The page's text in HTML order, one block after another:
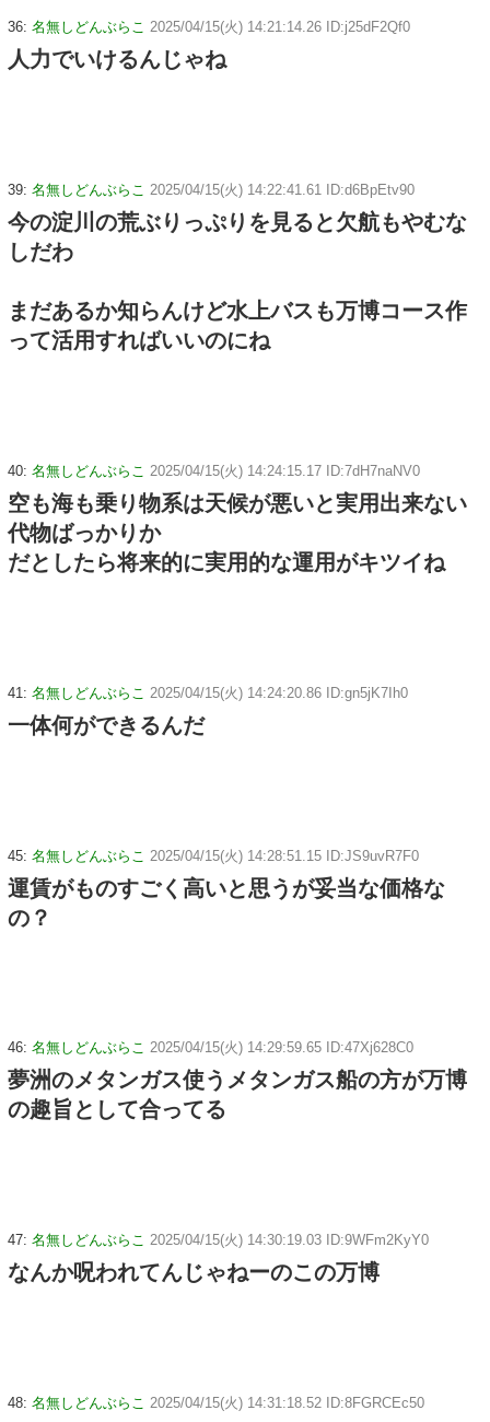
36: 名無しどんぶらこ 2025/04/15(火) 14:21:14.26 ID:j25dF2Qf0
人力でいけるんじゃね
39: 名無しどんぶらこ 2025/04/15(火) 14:22:41.61 ID:d6BpEtv90
今の淀川の荒ぶりっぷりを見ると欠航もやむな
しだわ
まだあるか知らんけど水上バスも万博コース作
って活用すればいいのにね
40: 名無しどんぶらこ 2025/04/15(火) 14:24:15.17 ID:7dH7naNV0
空も海も乗り物系は天候が悪いと実用出来ない
代物ばっかりか
だとしたら将来的に実用的な運用がキツイね
41: 名無しどんぶらこ 2025/04/15(火) 14:24:20.86 ID:gn5jK7Ih0
一体何ができるんだ
45: 名無しどんぶらこ 2025/04/15(火) 14:28:51.15 ID:JS9uvR7F0
運賃がものすごく高いと思うが妥当な価格な
の？
46: 名無しどんぶらこ 2025/04/15(火) 14:29:59.65 ID:47Xj628C0
夢洲のメタンガス使うメタンガス船の方が万博
の趣旨として合ってる
47: 名無しどんぶらこ 2025/04/15(火) 14:30:19.03 ID:9WFm2KyY0
なんか呪われてんじゃねーのこの万博
48: 名無しどんぶらこ 2025/04/15(火) 14:31:18.52 ID:8FGRCEc50